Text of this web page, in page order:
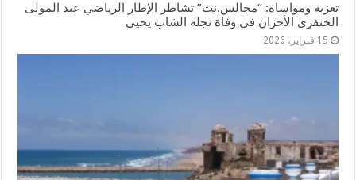
تعزية ومواساة: “مجالس.نت” تشاطر الإطار الرياضي عبد المولى
الخنفري الأحزان في وفاة نجله الشاب يحيى
15 فبراير، 2026